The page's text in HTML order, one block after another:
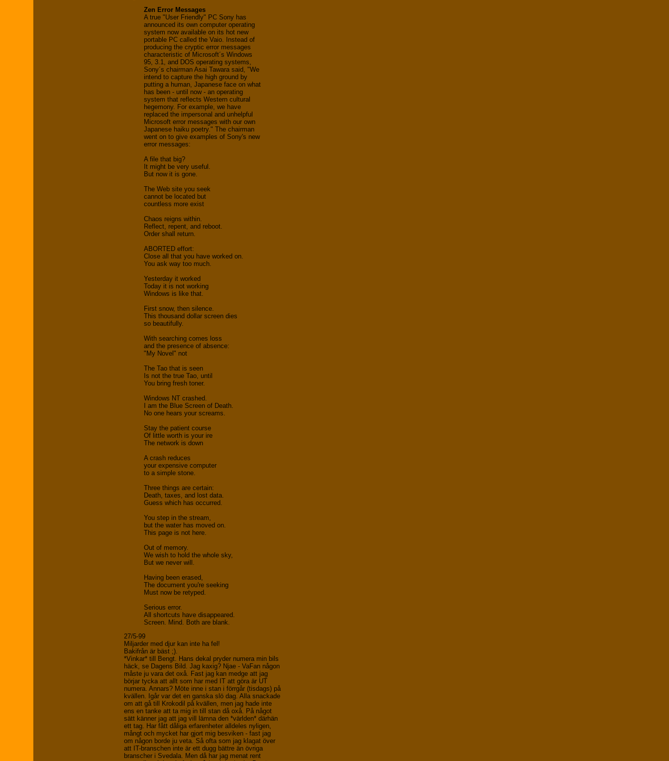
Zen Error Messages
A true "User Friendly" PC Sony has
announced its own computer operating
system now available on its hot new
portable PC called the Vaio. Instead of
producing the cryptic error messages
characteristic of Microsoft´s Windows
95, 3.1, and DOS operating systems,
Sony´s chairman Asai Tawara said, "We
intend to capture the high ground by
putting a human, Japanese face on what
has been - until now - an operating
system that reflects Western cultural
hegemony. For example, we have
replaced the impersonal and unhelpful
Microsoft error messages with our own
Japanese haiku poetry." The chairman
went on to give examples of Sony's new
error messages:
A file that big?
It might be very useful.
But now it is gone.
The Web site you seek
cannot be located but
countless more exist
Chaos reigns within.
Reflect, repent, and reboot.
Order shall return.
ABORTED effort:
Close all that you have worked on.
You ask way too much.
Yesterday it worked
Today it is not working
Windows is like that.
First snow, then silence.
This thousand dollar screen dies
so beautifully.
With searching comes loss
and the presence of absence:
"My Novel" not
The Tao that is seen
Is not the true Tao, until
You bring fresh toner.
Windows NT crashed.
I am the Blue Screen of Death.
No one hears your screams.
Stay the patient course
Of little worth is your ire
The network is down
A crash reduces
your expensive computer
to a simple stone.
Three things are certain:
Death, taxes, and lost data.
Guess which has occurred.
You step in the stream,
but the water has moved on.
This page is not here.
Out of memory.
We wish to hold the whole sky,
But we never will.
Having been erased,
The document you're seeking
Must now be retyped.
Serious error.
All shortcuts have disappeared.
Screen. Mind. Both are blank.
27/5-99
Miljarder med djur kan inte ha fel!
Bakifrån är bäst ;).
*Vinkar* till Bengt. Hans dekal pryder numera min bils
häck, se Dagens Bild. Jag kaxig? Njae - VaFan någon
måste ju vara det oxå. Fast jag kan medge att jag
börjar tycka att allt som har med IT att göra är UT
numera. Annars? Möte inne i stan i förrgår (tisdags) på
kvällen. Igår var det en ganska slö dag. Alla snackade
om att gå till Krokodil på kvällen, men jag hade inte
ens en tanke att ta mig in till stan då oxå. På något
sätt känner jag att jag vill lämna den *världen* därhän
ett tag. Har fått dåliga erfarenheter alldeles nyligen,
mångt och mycket har gjort mig besviken - fast jag
om någon borde ju veta. Så ofta som jag klagat över
att IT-branschen inte är ett dugg bättre än övriga
branscher i Svedala. Men då har jag menat rent